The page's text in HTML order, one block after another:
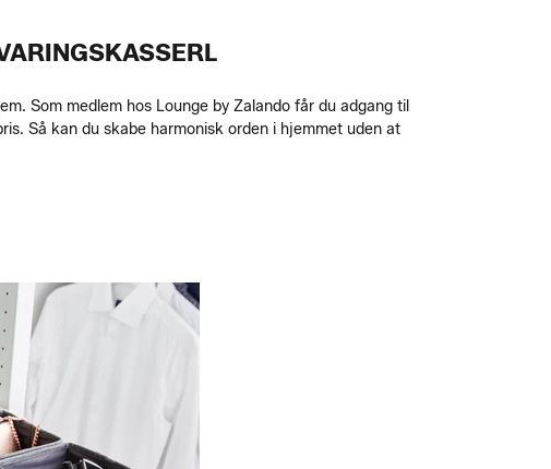
Som medlem hos Lounge by Zalando får du adgang til
Så kan du skabe harmonisk orden i hjemmet uden at